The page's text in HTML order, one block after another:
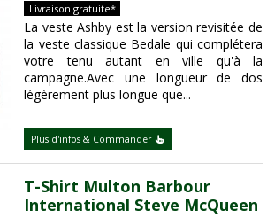
Livraison gratuite*
La veste Ashby est la version revisitée de
la veste classique Bedale qui complétera
votre tenu autant en ville qu'à la
campagne.Avec une longueur de dos
légèrement plus longue que...
Plus d'infos & Commander
T-Shirt Multon Barbour
International Steve McQueen